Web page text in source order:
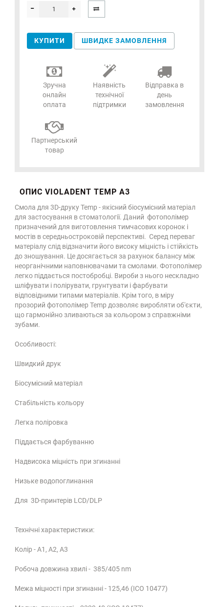
КУПИТИ ШВИДКЕ ЗАМОВЛЕННЯ
Зручна
онлайн
оплата
Наявність
технічної
підтримки
Відправка в
день
замовлення
Партнерський
товар
ОПИС VIOLADENT TEMP A3
Смола для 3D-друку Temp - якісний біосумісний матеріал
для застосування в стоматології. Даний фотополімер
призначений для виготовлення тимчасових коронок і
мостів в середньостроковій перспективі. Серед переваг
матеріалу слід відзначити його високу міцність і стійкість
до зношування. Це досягається за рахунок балансу між
неорганічними наповнювачами та смолами. Фотополімер
легко піддається постобробці. Вироби з нього нескладно
шліфувати і полірувати, грунтувати і фарбувати
відповідними типами матеріалів. Крім того, в міру
прозорий фотополімер Temp дозволяє виробляти об'єкти,
що гармонійно зливаються за кольором з справжніми
зубами.
Особливості:
Швидкий друк
Біосумісний матеріал
Стабільність кольору
Легка поліровка
Піддається фарбуванню
Надвисока міцність при згинанні
Низьке водопоглинання
Для 3D-принтерів LCD/DLP
Технічні характеристики:
Колір - А1, А2, А3
Робоча довжина хвилі - 385/405 nm
Межа міцності при згинанні - 125,46 (ІСО 10477)